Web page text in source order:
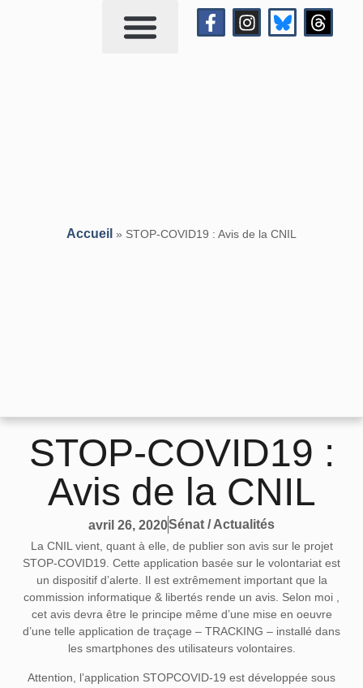
Accueil » STOP-COVID19 : Avis de la CNIL
STOP-COVID19 :
Avis de la CNIL
avril 26, 2020Sénat / Actualités
La CNIL vient, quant à elle, de publier son avis sur le projet
STOP-COVID19. Cette application basée sur le volontariat est
un dispositif d’alerte. Il est extrêmement important que la
commission informatique & libertés rende un avis. Selon moi ,
cet avis devra être le principe même d’une mise en oeuvre
d’une telle application de traçage – TRACKING – installé dans
les smartphones des utilisateurs volontaires.
Attention, l’application STOPCOVID-19 est développée sous